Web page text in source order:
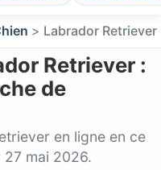
Labrador Retriever
Retriever :
de
en ligne en ce
27 mai 2026.